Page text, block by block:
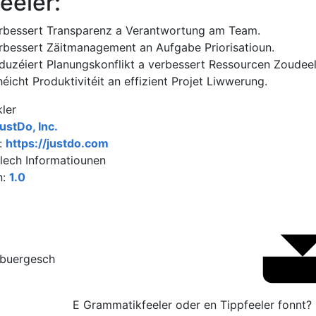
Transparenz a Verantwortung am Team.
Zäitmanagement an Aufgabe Priorisatioun.
Planungskonflikt a verbessert Ressourcen
Produktivitéit an effizient Projet Liwwerung.
Inc.
https://justdo.com
Informatiounen
1.0
E Grammatikfeeler oder en Tippfeeler fonnt?